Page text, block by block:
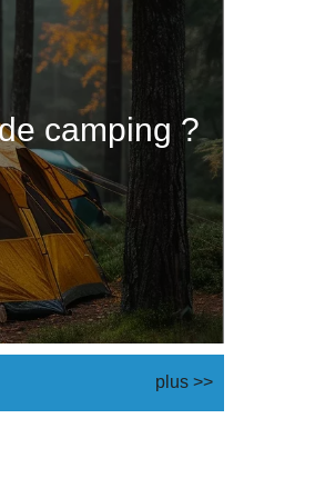
camping ?
plus >>